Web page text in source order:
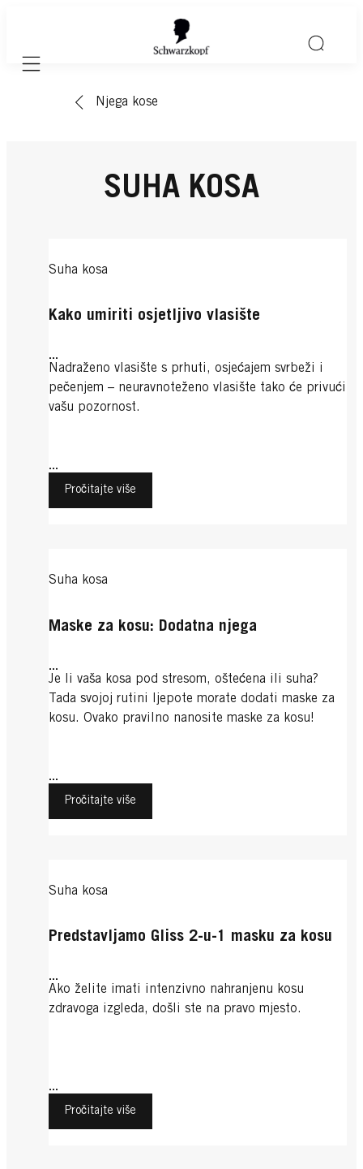
Mobile navigation
Njega kose
SUHA KOSA
Suha kosa
Kako umiriti osjetljivo vlasište
...
Nadraženo vlasište s prhuti, osjećajem svrbeži i
pečenjem – neuravnoteženo vlasište tako će privući
vašu pozornost.
...
Pročitajte više
Suha kosa
Maske za kosu: Dodatna njega
...
Je li vaša kosa pod stresom, oštećena ili suha?
Tada svojoj rutini ljepote morate dodati maske za
kosu. Ovako pravilno nanosite maske za kosu!
...
Pročitajte više
Suha kosa
Predstavljamo Gliss 2-u-1 masku za kosu
...
Ako želite imati intenzivno nahranjenu kosu
zdravoga izgleda, došli ste na pravo mjesto.
...
Pročitajte više